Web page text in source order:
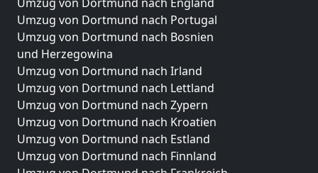
Umzug von Dortmund nach Portugal
Umzug von Dortmund nach Bosnien
und Herzegowina
Umzug von Dortmund nach Irland
Umzug von Dortmund nach Lettland
Umzug von Dortmund nach Zypern
Umzug von Dortmund nach Kroatien
Umzug von Dortmund nach Estland
Umzug von Dortmund nach Finnland